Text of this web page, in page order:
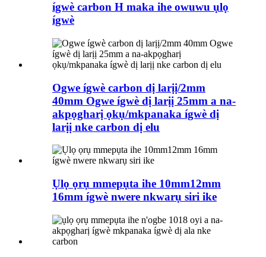
ígwè carbon H maka ihe owuwu ụlọ
ígwè
Ogwe ígwè carbon dị larịị/2mm
40mm Ogwe ígwè dị larịị 25mm a na-
akpọgharị ọkụ/mkpanaka ígwè dị
larịị nke carbon dị elu
Ụlọ ọrụ mmepụta ihe 10mm12mm
16mm ígwè nwere nkwarụ siri ike